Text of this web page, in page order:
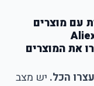
עם מוצרים
את המוצרים
הכל. יש מצב